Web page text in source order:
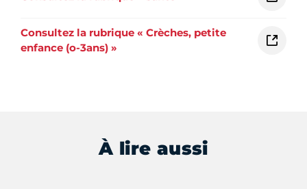
Consultez la rubrique « Crèches, petite
enfance (o-3ans) »
À lire aussi